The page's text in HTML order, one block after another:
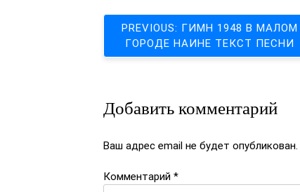
Навигация
по
PREVIOUS: ГИМН 1948 В МАЛОМ
ГОРОДЕ НАИНЕ ТЕКСТ ПЕСНИ
Добавить комментарий
Ваш адрес email не будет опубликован.
Комментарий *